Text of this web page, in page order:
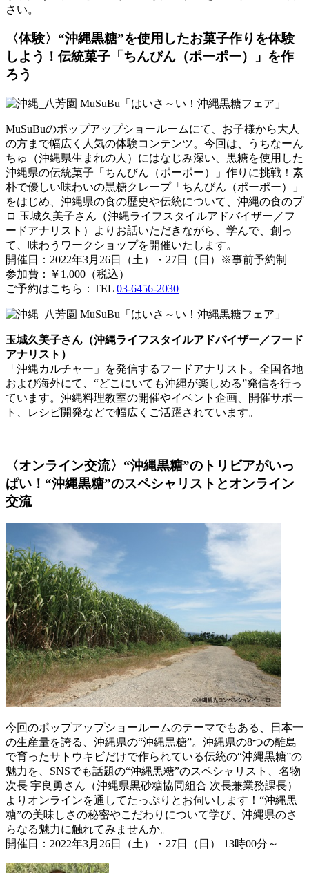
さい。
〈体験〉“沖縄黒糖”を使用したお菓子作りを体験
しよう！伝統菓子「ちんびん（ポーポー）」を作
ろう
MuSuBuのポップアップショールームにて、お子様から大人
の方まで幅広く人気の体験コンテンツ。今回は、うちなーん
ちゅ（沖縄県生まれの人）にはなじみ深い、黒糖を使用した
沖縄県の伝統菓子「ちんびん（ポーポー）」作りに挑戦！素
朴で優しい味わいの黒糖クレープ「ちんびん（ポーポー）」
をはじめ、沖縄県の食の歴史や伝統について、沖縄の食のプ
ロ 玉城久美子さん（沖縄ライフスタイルアドバイザー／フ
ードアナリスト）よりお話いただきながら、学んで、創っ
て、味わうワークショップを開催いたします。
開催日：2022年3月26日（土）・27日（日）※事前予約制
参加費：￥1,000（税込）
ご予約はこちら：TEL 03-6456-2030
玉城久美子さん（沖縄ライフスタイルアドバイザー／フード
アナリスト）
「沖縄カルチャー」を発信するフードアナリスト。全国各地
および海外にて、“どこにいても沖縄が楽しめる”発信を行っ
ています。沖縄料理教室の開催やイベント企画、開催サポー
ト、レシピ開発などで幅広くご活躍されています。
〈オンライン交流〉“沖縄黒糖”のトリビアがいっ
ぱい！“沖縄黒糖”のスペシャリストとオンライン
交流
今回のポップアップショールームのテーマでもある、日本一
の生産量を誇る、沖縄県の“沖縄黒糖”。沖縄県の8つの離島
で育ったサトウキビだけで作られている伝統の“沖縄黒糖”の
魅力を、SNSでも話題の“沖縄黒糖”のスペシャリスト、名物
次長 宇良勇さん（沖縄県黒砂糖協同組合 次長兼業務課長）
よりオンラインを通してたっぷりとお伺いします！“沖縄黒
糖”の美味しさの秘密やこだわりについて学び、沖縄県のさ
らなる魅力に触れてみませんか。
開催日：2022年3月26日（土）・27日（日） 13時00分～